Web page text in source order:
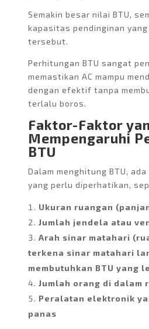
Semakin besar nilai BTU,
kapasitas pendinginan yang
tersebut.
Perhitungan BTU sangat
memastikan AC mampu
dengan efektif tanpa
terlalu boros.
Faktor-Faktor
Mempengaruhi
BTU
Dalam menghitung BTU,
yang perlu diperhatikan,
Ukuran ruangan
Jumlah jendela atau
Arah sinar matahari
terkena sinar matahari
membutuhkan BTU yang
Jumlah orang di dalam
Peralatan elektronik
panas